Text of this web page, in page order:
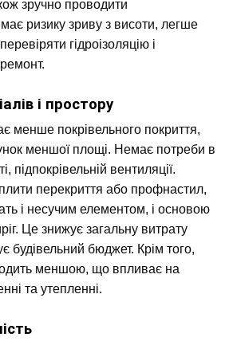
зручно проводити
ризику зриву з висоти, легше
гідроізоляцію і
і простору
менше покрівельного покриття,
меншої площі. Немає потреби в
підпокрівельній вентиляції.
перекриття або профнастил,
і несучим елементом, і основою
Це знижує загальну витрату
будівельний бюджет. Крім того,
меншою, що впливає на
та утепленні.